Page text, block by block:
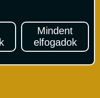
Mindent
elfogadok
utazási